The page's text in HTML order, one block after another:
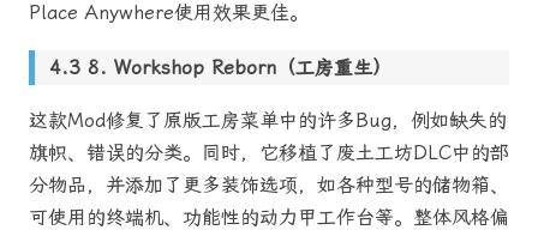
Place Anywhere使用效果更佳。
8. Workshop Reborn（工房重生）
这款Mod修复了原版工房菜单中的许多Bug，例如缺失的
旗帜、错误的分类。同时，它移植了废土工坊DLC中的部
分物品，并添加了更多装饰选项，如各种型号的储物箱、
可使用的终端机、功能性的动力甲工作台等。整体风格偏